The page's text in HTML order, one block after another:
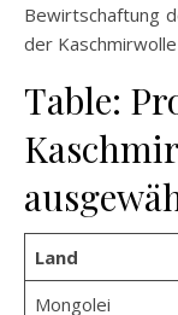
Bewirtschaftung
der
Table:
Land
Mongolei